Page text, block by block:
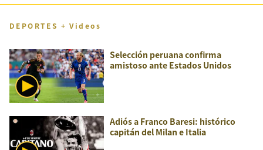
DEPORTES + Videos
Selección peruana confirma
amistoso ante Estados Unidos
Adiós a Franco Baresi: histórico
capitán del Milan e Italia